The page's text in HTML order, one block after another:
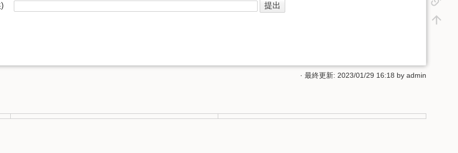
)
· 最終更新: 2023/01/29 16:18 by admin